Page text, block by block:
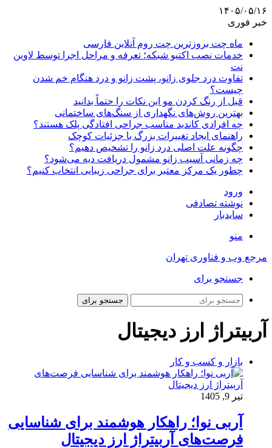
۱۴۰۵/۰۵/۱۶
خبر فوری
ماه چت بروزترین چت روم آنلاین فارسی
خدمات نصب اکتیو شبکه؛ تعرفه و مراحل اجرا توسط لاوین
نت
تفاوت درد جلوی زانو، پشت زانو و درد هنگام خم شدن
چیست؟
قبل از رنگ کردن مو این نکات را حتماً بدانید
بهترین روش‌های نگهداری از سنگ‌های ساختمانی
چه افرادی کاندید مناسب جراحی افتادگی پلک هستند؟
راهنمای ایجاد تغییرات بزرگ با جزئیات کوچک
چگونه علت اصلی درد زانو را تشخیص دهیم؟
چه زمانی آسیب زانو مشمول دریافت دیه می‌شود؟
چطور یک مرکز معتبر برای جراحی زیبایی انتخاب کنیم؟
ورود
نوشته تصادفی
سایدبار
منو
مرجع وب و فناوری تهران
جستجو برای
جستجو برای
آربیتراژ ارز دیجیتال
بازار و کسب و کار
تیر 9, 1405
آربی نوا؛ راهکار هوشمند برای شناسایی
فرصت‌های آربیتراژ ارز دیجیتال